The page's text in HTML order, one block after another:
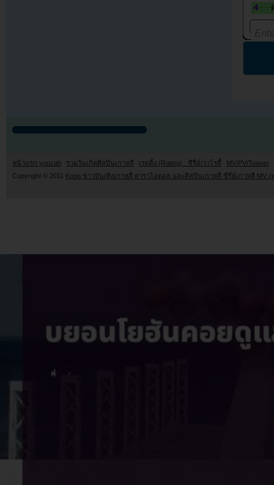
หน้าแรก youzab รวมวันเกิดศิลปินเกาหลี เรตติ้ง (Rating) : ซีรี่ย์/วาไรตี้
MV/PV/Teaser
Copyright © 2011 Kpop ข่าวบันเทิงเกาหลี ดาราไอดอล และศิลปินเกาหลี ซีรี่ย์เกาหลี MV